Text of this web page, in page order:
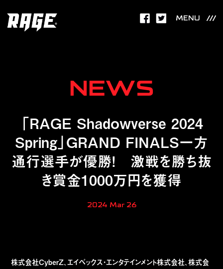
MENU
NEWS
「RAGE Shadowverse 2024
Spring」GRAND FINALS一方
通行選手が優勝！ 激戦を勝ち抜
き賞金1000万円を獲得
2024 Mar 26
株式会社CyberZ、エイベックス・エンタテインメント株式会社、株式会